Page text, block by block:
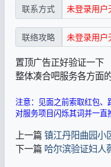
联系方式 未登录用户
联络攻略 未登录用户
置顶广告正好验证一下
整体凑合吧服务各方面
注意：见面之前索取红包
对服务项目闪烁其词并一
上一篇 镇江丹阳曲园小
下一篇 哈尔滨验证妇人